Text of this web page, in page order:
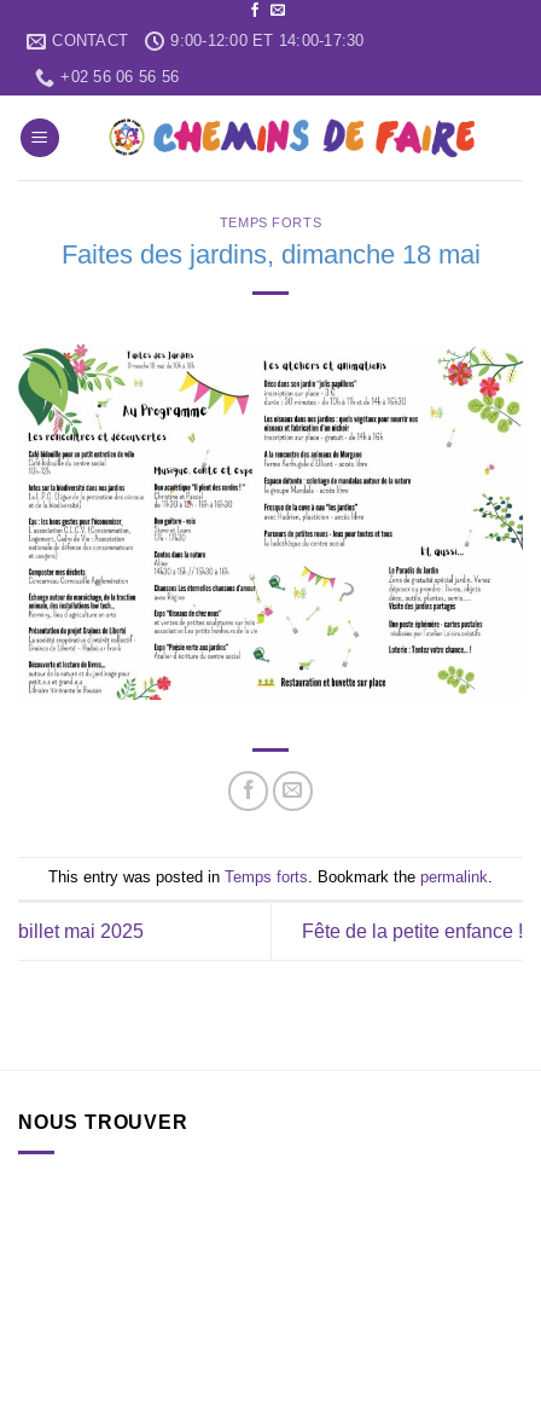
content
CONTACT
9:00-12:00 ET 14:00-17:30
+02 56 06 56 56
TEMPS FORTS
Faites des jardins, dimanche 18 mai
This entry was posted in Temps forts. Bookmark the permalink.
billet mai 2025 Fête de la petite enfance !
NOUS TROUVER